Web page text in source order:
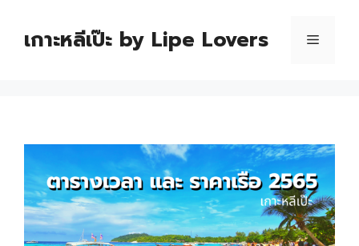
เกาะหลีเป๊ะ by Lipe Lovers